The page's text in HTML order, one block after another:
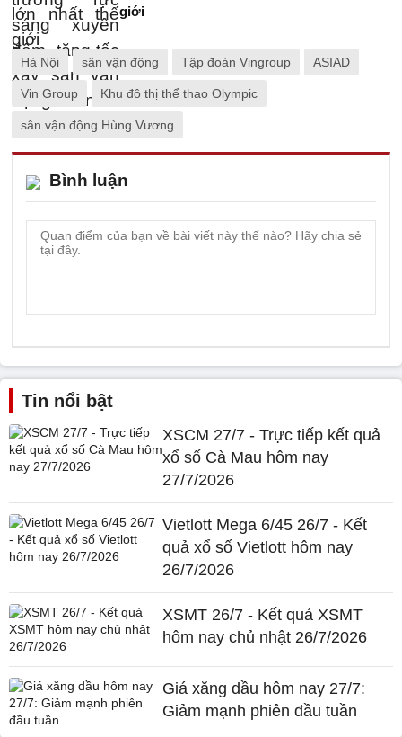
giới
Hà Nội sân vận động Tập đoàn Vingroup ASIAD
Vin Group Khu đô thị thể thao Olympic
sân vận động Hùng Vương
Bình luận
Tin nổi bật
XSCM 27/7 - Trực tiếp kết quả
xổ số Cà Mau hôm nay
27/7/2026
Vietlott Mega 6/45 26/7 - Kết
quả xổ số Vietlott hôm nay
26/7/2026
XSMT 26/7 - Kết quả XSMT
hôm nay chủ nhật 26/7/2026
Giá xăng dầu hôm nay 27/7:
Giảm mạnh phiên đầu tuần